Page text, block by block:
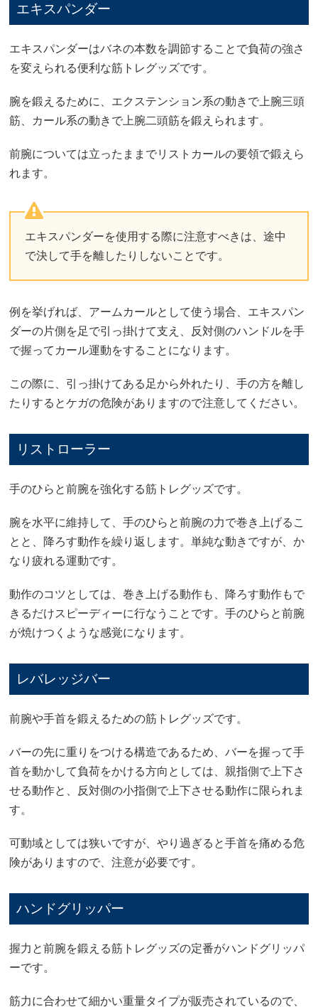
エキスパンダー
エキスパンダーはバネの本数を調節することで負荷の強さ
を変えられる便利な筋トレグッズです。
腕を鍛えるために、エクステンション系の動きで上腕三頭
筋、カール系の動きで上腕二頭筋を鍛えられます。
前腕については立ったままでリストカールの要領で鍛えら
れます。
エキスパンダーを使用する際に注意すべきは、途中
で決して手を離したりしないことです。
例を挙げれば、アームカールとして使う場合、エキスパン
ダーの片側を足で引っ掛けて支え、反対側のハンドルを手
で握ってカール運動をすることになります。
この際に、引っ掛けてある足から外れたり、手の方を離し
たりするとケガの危険がありますので注意してください。
リストローラー
手のひらと前腕を強化する筋トレグッズです。
腕を水平に維持して、手のひらと前腕の力で巻き上げるこ
とと、降ろす動作を繰り返します。単純な動きですが、か
なり疲れる運動です。
動作のコツとしては、巻き上げる動作も、降ろす動作もで
きるだけスピーディーに行なうことです。手のひらと前腕
が焼けつくような感覚になります。
レバレッジバー
前腕や手首を鍛えるための筋トレグッズです。
バーの先に重りをつける構造であるため、バーを握って手
首を動かして負荷をかける方向としては、親指側で上下さ
せる動作と、反対側の小指側で上下させる動作に限られま
す。
可動域としては狭いですが、やり過ぎると手首を痛める危
険がありますので、注意が必要です。
ハンドグリッパー
握力と前腕を鍛える筋トレグッズの定番がハンドグリッパ
ーです。
筋力に合わせて細かい重量タイプが販売されているので、